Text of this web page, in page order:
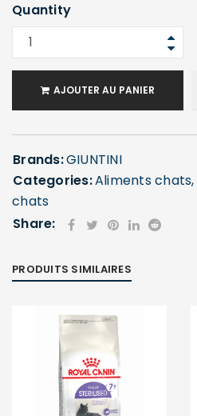
CONNECTER
ou e-mail
Quantity
AJOUTER AU PANIER
Brands:GIUNTINI
Categories:Aliments chats,
chats
Share:
PRODUITS SIMILAIRES